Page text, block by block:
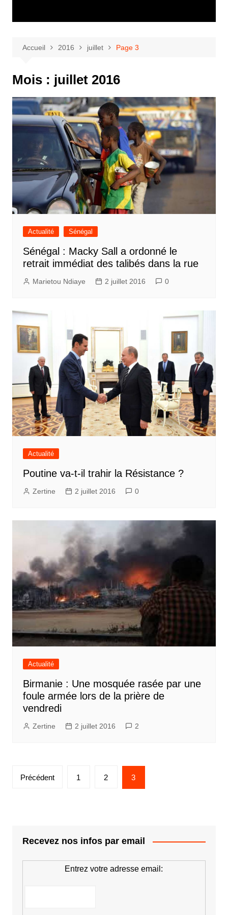
Accueil 2016 juillet Page 3
Mois : juillet 2016
Actualité Sénégal
Sénégal : Macky Sall a ordonné le
retrait immédiat des talibés dans la rue
Marietou Ndiaye 2 juillet 2016 0
Actualité
Poutine va-t-il trahir la Résistance ?
Zertine 2 juillet 2016 0
Actualité
Birmanie : Une mosquée rasée par une
foule armée lors de la prière de
vendredi
Zertine 2 juillet 2016 2
Pagination
Précédent 1 2 3
Recevez nos infos par email
Entrez votre adresse email: